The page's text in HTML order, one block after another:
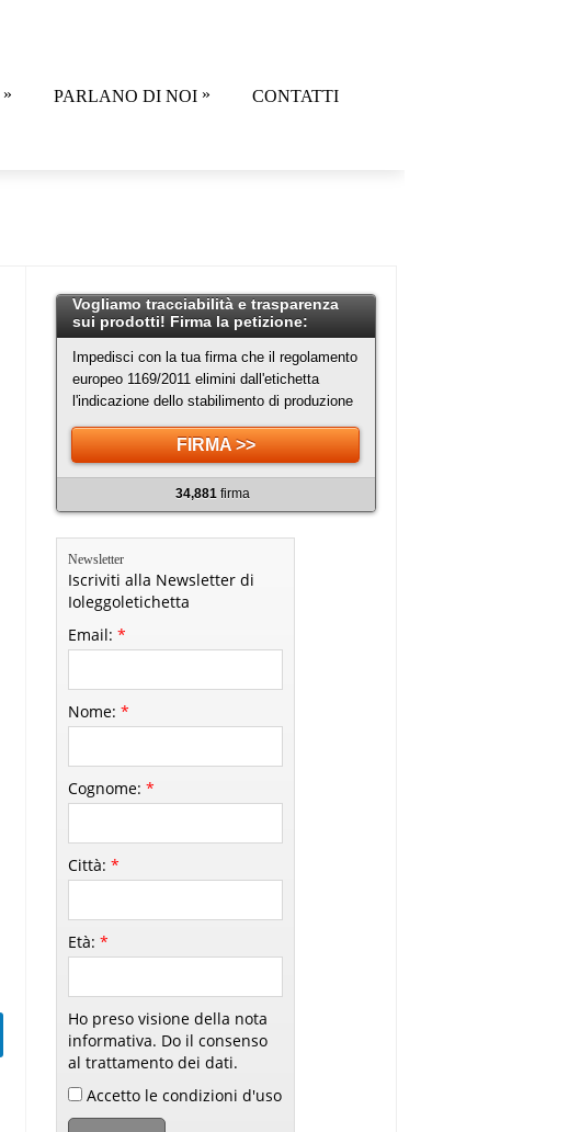
» PARLANO DI NOI » CONTATTI
Vogliamo tracciabilità e trasparenza
sui prodotti! Firma la petizione:
Impedisci con la tua firma che il regolamento
europeo 1169/2011 elimini dall'etichetta
l'indicazione dello stabilimento di produzione
FIRMA >>
34,881 firma
Newsletter
Iscriviti alla Newsletter di
Ioleggoletichetta
Email: *
Nome: *
Cognome: *
Città: *
Età: *
Ho preso visione della nota
informativa. Do il consenso
al trattamento dei dati.
Accetto le condizioni d'uso